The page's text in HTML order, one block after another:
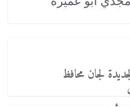
لجان محافظ